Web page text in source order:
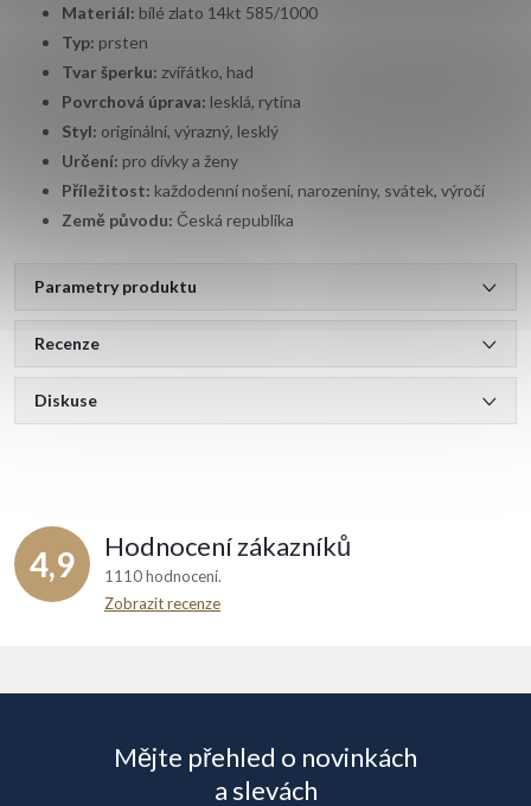
Materiál: bílé zlato 14kt 585/1000
Typ: prsten
Tvar šperku: zvířátko, had
Povrchová úprava: lesklá, rytina
Styl: originální, výrazný, lesklý
Určení: pro dívky a ženy
Příležitost: každodenní nošení, narozeniny, svátek, výročí
Země původu: Česká republika
Parametry produktu
Recenze
Diskuse
4,9 Hodnocení zákazníků
1110 hodnocení
Zobrazit recenze
Mějte přehled o novinkách
a slevách